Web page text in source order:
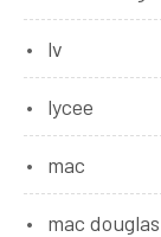
lv
lycee
mac
mac douglas